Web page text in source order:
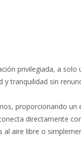
privilegiada, a
tranquilidad sin
proporcionando un
directamente
aire libre o